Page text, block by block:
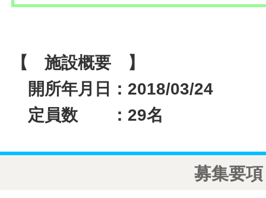
【 施設概要 】
開所年月日：2018/03/24
定員数 ：29名
募集要項